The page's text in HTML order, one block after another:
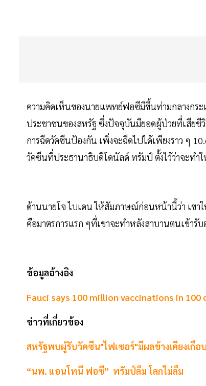
ความคิดเห็นของนายแพทย์ฟอซีมีขึ้นท่ามกลางกระ
ประชาชนของสหรัฐ ซึ่งปัจจุบันมียอดผู้ป่วยที่เสียชี
การฉีดวัคซีนป้องกัน เพิ่งจะฉีดไปได้เพียงราว ๆ
วัคซีนที่ประธานาธิบดีโดนัลด์ ทรัมป์ ตั้งไว้ว่าจะทำ
ด้านนายโจ ไบเดน ให้สัมภาษณ์ก่อนหน้านี้ว่า เขา
คือมาตรการแรก ๆที่เขาจะทำหลังสาบานตนเข้ารั
ข้อมูลอ้างอิง
Fauci says 100 million vaccinations in
ข่าวที่เกี่ยวข้อง
สหรัฐพบผู้รับวัคซีน"ไฟเซอร์"มีผลข้างเคียงเกือ
“นพ. แอนโทนี ฟอซี” ทรัมป์ลืม โลกไม่ลืม